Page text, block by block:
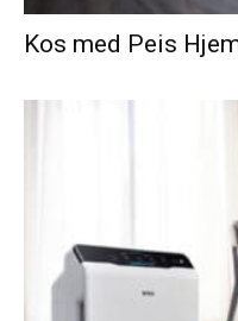
Kos med Peis